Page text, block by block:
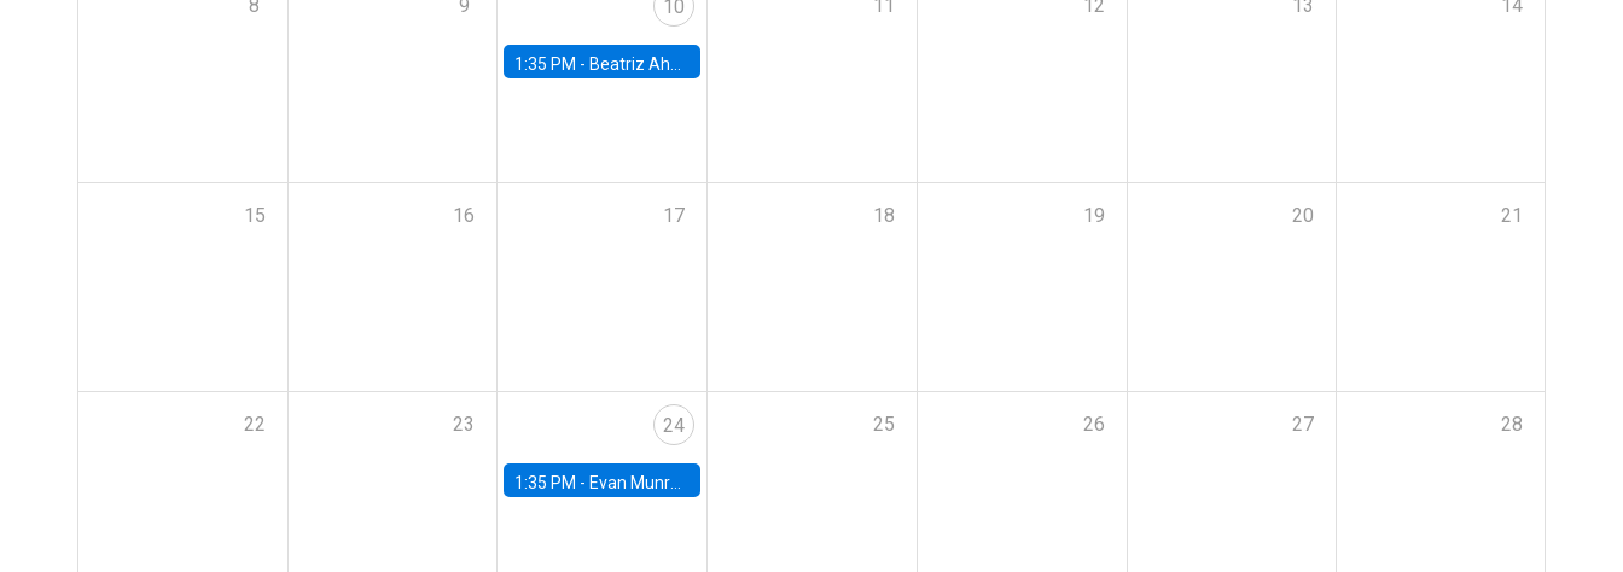
8 9 10
1:35 PM - Beatriz Ahumada, PhD candidate, Universidad de Pittsburgh
11 12 13 14
15 16 17 18 19 20 21
22 23 24
1:35 PM - Evan Munro, Neyman Visiting Assistant Professor in the Department of Statistics at UC Berkeley
25 26 27 28